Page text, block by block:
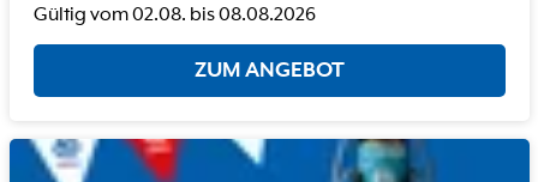
Gültig vom02.08. bis08.08.2026
ZUM ANGEBOT